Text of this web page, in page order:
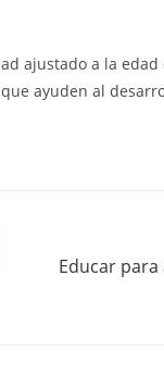
ajustado a la
ayuden al
Educar